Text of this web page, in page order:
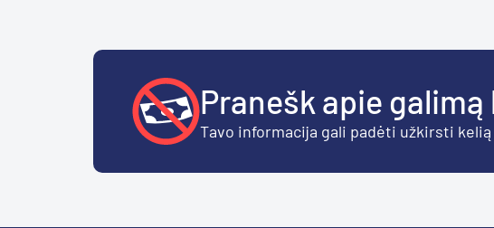
Pranešk apie
Tavo informacija gali padėti užkirsti